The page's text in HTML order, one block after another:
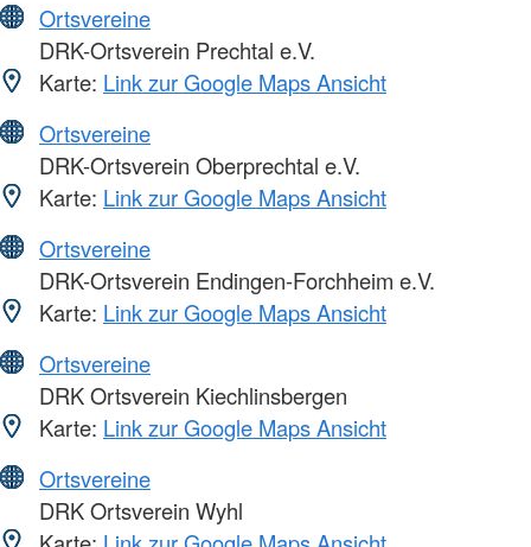
Ortsvereine
DRK-Ortsverein Prechtal e.V.
Karte: Link zur Google Maps Ansicht
Ortsvereine
DRK-Ortsverein Oberprechtal e.V.
Karte: Link zur Google Maps Ansicht
Ortsvereine
DRK-Ortsverein Endingen-Forchheim e.V.
Karte: Link zur Google Maps Ansicht
Ortsvereine
DRK Ortsverein Kiechlinsbergen
Karte: Link zur Google Maps Ansicht
Ortsvereine
DRK Ortsverein Wyhl